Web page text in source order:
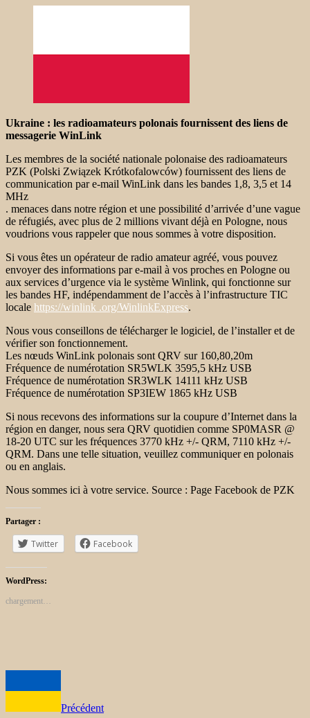
Ukraine : les radioamateurs polonais fournissent des liens de
messagerie WinLink
Les membres de la société nationale polonaise des radioamateurs
PZK (Polski Związek Krótkofalowców) fournissent des liens de
communication par e-mail WinLink dans les bandes 1,8, 3,5 et 14
MHz
. menaces dans notre région et une possibilité d’arrivée d’une vague
de réfugiés, avec plus de 2 millions vivant déjà en Pologne, nous
voudrions vous rappeler que nous sommes à votre disposition.
Si vous êtes un opérateur de radio amateur agréé, vous pouvez
envoyer des informations par e-mail à vos proches en Pologne ou
aux services d’urgence via le système Winlink, qui fonctionne sur
les bandes HF, indépendamment de l’accès à l’infrastructure TIC
locale https://winlink .org/WinlinkExpress.
Nous vous conseillons de télécharger le logiciel, de l’installer et de
vérifier son fonctionnement.
Les nœuds WinLink polonais sont QRV sur 160,80,20m
Fréquence de numérotation SR5WLK 3595,5 kHz USB
Fréquence de numérotation SR3WLK 14111 kHz USB
Fréquence de numérotation SP3IEW 1865 kHz USB
Si nous recevons des informations sur la coupure d’Internet dans la
région en danger, nous sera QRV quotidien comme SP0MASR @
18-20 UTC sur les fréquences 3770 kHz +/- QRM, 7110 kHz +/-
QRM. Dans une telle situation, veuillez communiquer en polonais
ou en anglais.
Nous sommes ici à votre service. Source : Page Facebook de PZK
Partager :
Twitter Facebook
WordPress:
chargement…
Précédent